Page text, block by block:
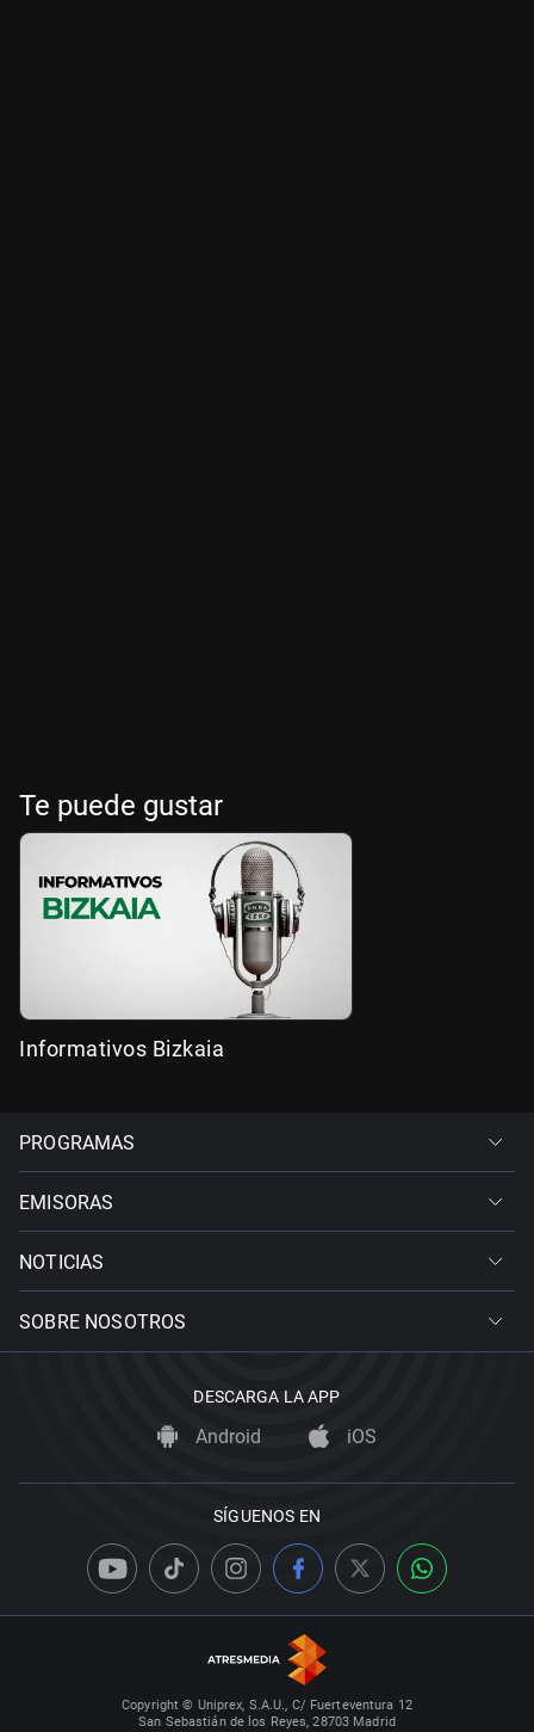
Te puede gustar
Informativos Bizkaia
PROGRAMAS
EMISORAS
NOTICIAS
SOBRE NOSOTROS
DESCARGA LA APP
Android iOS
SÍGUENOS EN
Copyright © Uniprex, S.A.U., C/ Fuerteventura 12
San Sebastián de los Reyes, 28703 Madrid